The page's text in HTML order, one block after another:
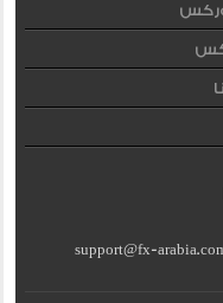
support@fx-